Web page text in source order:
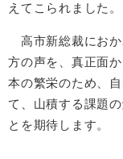
えてこられました。
高市新総裁におか
方の声を、真正面
本の繁栄のため、
て、山積する課題
とを期待します。